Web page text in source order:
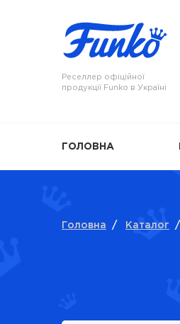
Реселлер офіційної
продукції Funko в Україні
ГОЛОВНА
Головна / Каталог /